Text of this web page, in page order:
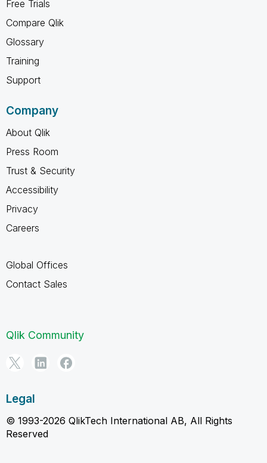
Free Trials
Compare Qlik
Glossary
Training
Support
Company
About Qlik
Press Room
Trust & Security
Accessibility
Privacy
Careers
Global Offices
Contact Sales
Qlik Community
Legal
© 1993-2026 QlikTech International AB, All Rights
Reserved